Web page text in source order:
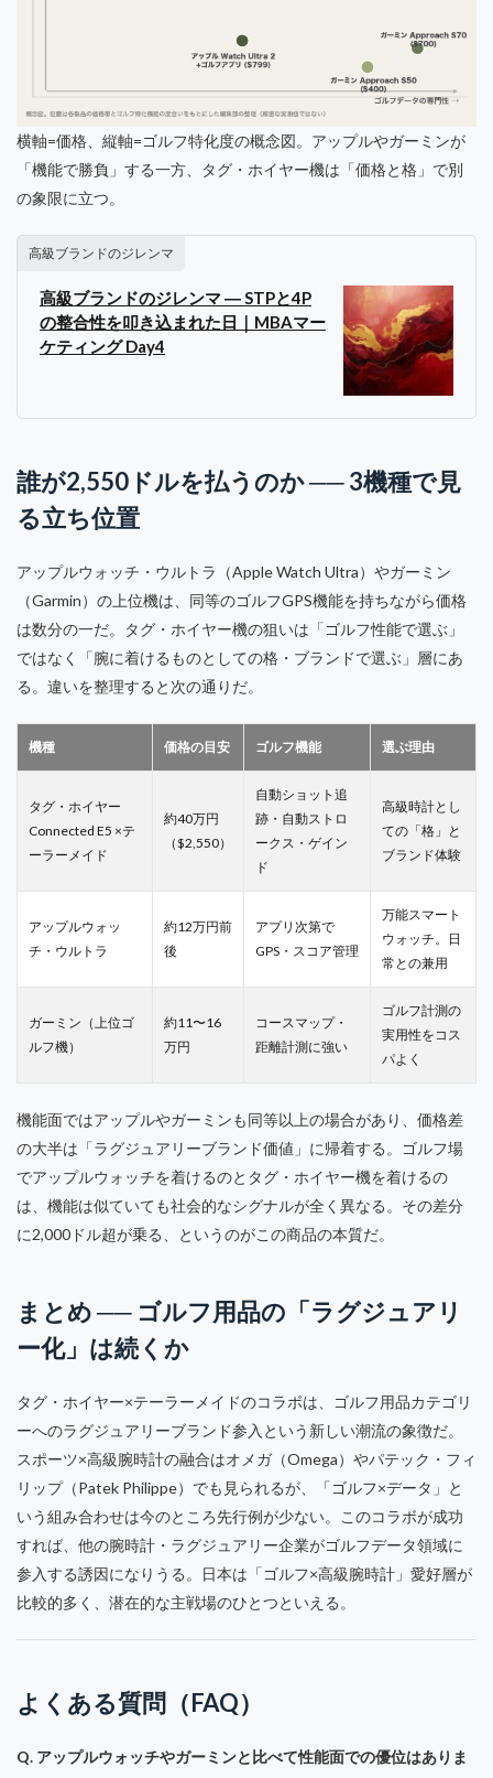
横軸=価格、縦軸=ゴルフ特化度の概念図。アップルやガーミンが
「機能で勝負」する一方、タグ・ホイヤー機は「価格と格」で別
の象限に立つ。
高級ブランドのジレンマ
高級ブランドのジレンマ ― STPと4P
の整合性を叩き込まれた日｜MBAマー
ケティング Day4
誰が2,550ドルを払うのか ── 3機種で見
る立ち位置
アップルウォッチ・ウルトラ（Apple Watch Ultra）やガーミン
（Garmin）の上位機は、同等のゴルフGPS機能を持ちながら価格
は数分の一だ。タグ・ホイヤー機の狙いは「ゴルフ性能で選ぶ」
ではなく「腕に着けるものとしての格・ブランドで選ぶ」層にあ
る。違いを整理すると次の通りだ。
機種 価格の目安 ゴルフ機能 選ぶ理由
タグ・ホイヤー
Connected E5 ×テ
ーラーメイド
約40万円
（$2,550）
自動ショット追
跡・自動ストロ
ークス・ゲイン
ド
高級時計とし
ての「格」と
ブランド体験
アップルウォッ
チ・ウルトラ
約12万円前
後
アプリ次第で
GPS・スコア管理
万能スマート
ウォッチ。日
常との兼用
ガーミン（上位ゴ
ルフ機）
約11〜16
万円
コースマップ・
距離計測に強い
ゴルフ計測の
実用性をコス
パよく
機能面ではアップルやガーミンも同等以上の場合があり、価格差
の大半は「ラグジュアリーブランド価値」に帰着する。ゴルフ場
でアップルウォッチを着けるのとタグ・ホイヤー機を着けるの
は、機能は似ていても社会的なシグナルが全く異なる。その差分
に2,000ドル超が乗る、というのがこの商品の本質だ。
まとめ ── ゴルフ用品の「ラグジュアリ
ー化」は続くか
タグ・ホイヤー×テーラーメイドのコラボは、ゴルフ用品カテゴリ
ーへのラグジュアリーブランド参入という新しい潮流の象徴だ。
スポーツ×高級腕時計の融合はオメガ（Omega）やパテック・フィ
リップ（Patek Philippe）でも見られるが、「ゴルフ×データ」と
いう組み合わせは今のところ先行例が少ない。このコラボが成功
すれば、他の腕時計・ラグジュアリー企業がゴルフデータ領域に
参入する誘因になりうる。日本は「ゴルフ×高級腕時計」愛好層が
比較的多く、潜在的な主戦場のひとつといえる。
よくある質問（FAQ）
Q. アップルウォッチやガーミンと比べて性能面での優位はありま